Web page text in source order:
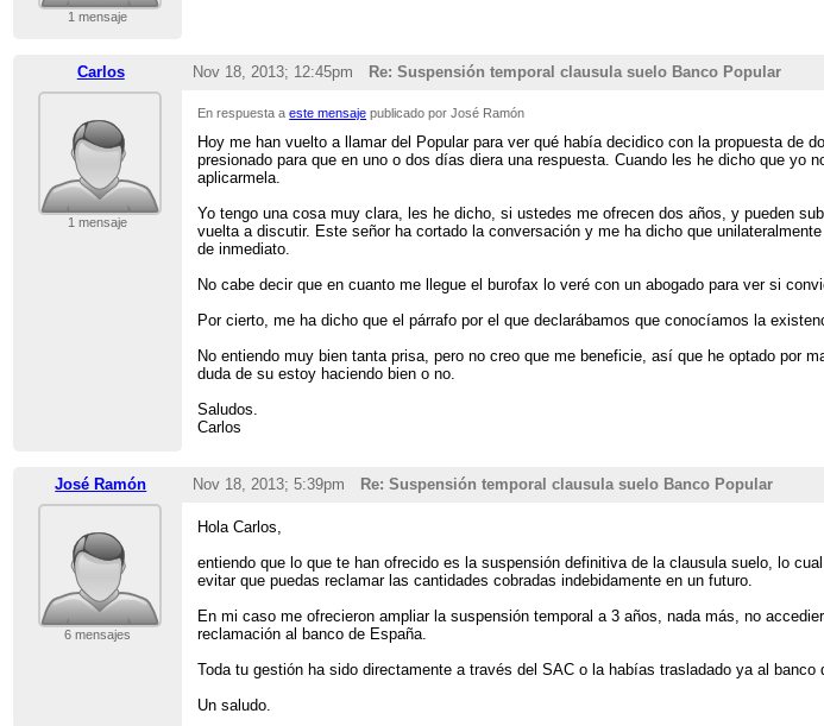
1 mensaje
Carlos Nov 18, 2013; 12:45pm Re: Suspensión temporal clausula suelo Banco Popular
1 mensaje
En respuesta aeste mensaje publicado por José Ramón
Hoy me han vuelto a llamar del Popular para ver qué había decidico con la propuesta de
presionado para que en uno o dos días diera una respuesta. Cuando les he dicho que
aplicarmela.
Yo tengo una cosa muy clara, les he dicho, si ustedes me ofrecen dos años, y pueden
vuelta a discutir. Este señor ha cortado la conversación y me ha dicho que
de inmediato.
No cabe decir que en cuanto me llegue el burofax lo veré con un abogado para ver si
Por cierto, me ha dicho que el párrafo por el que declarábamos que conocíamos la
No entiendo muy bien tanta prisa, pero no creo que me beneficie, así que he optado por
duda de su estoy haciendo bien o no.
Saludos.
Carlos
José Ramón Nov 18, 2013; 5:39pm Re: Suspensión temporal clausula suelo Banco Popular
6 mensajes
Hola Carlos,
entiendo que lo que te han ofrecido es la suspensión definitiva de la clausula suelo, lo
evitar que puedas reclamar las cantidades cobradas indebidamente en un futuro.
En mi caso me ofrecieron ampliar la suspensión temporal a 3 años, nada más, no
reclamación al banco de España.
Toda tu gestión ha sido directamente a través del SAC o la habías trasladado ya al banco
Un saludo.